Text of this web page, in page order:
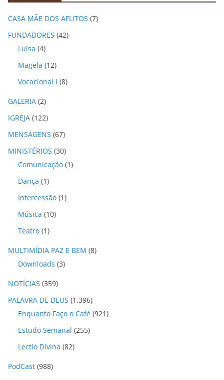
v
o
CASA MÃE DOS AFLITOS (7)
FUNDADORES (42)
Luisa (4)
Magela (12)
Vocacional I (8)
GALERIA (2)
IGREJA (122)
MENSAGENS (67)
MINISTÉRIOS (30)
Comunicação (1)
Dança (1)
Intercessão (1)
Música (10)
Teatro (1)
MULTIMÍDIA PAZ E BEM (8)
Downloads (3)
NOTÍCIAS (359)
PALAVRA DE DEUS (1.396)
Enquanto Faço o Café (921)
Estudo Semanal (255)
Lectio Divina (82)
PodCast (988)